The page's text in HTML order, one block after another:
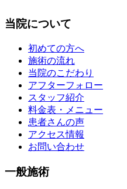
当院について
初めての方へ
施術の流れ
当院のこだわり
アフターフォロー
スタッフ紹介
料金表・メニュー
患者さんの声
アクセス情報
お問い合わせ
一般施術